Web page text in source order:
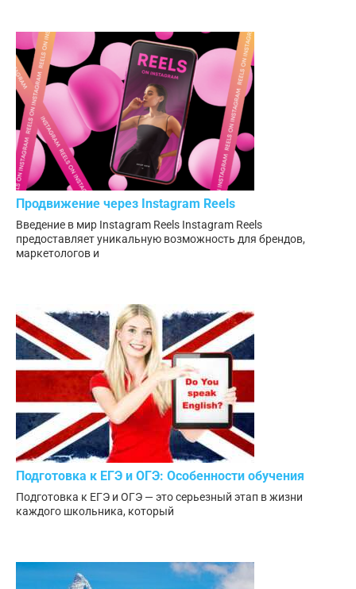
Продвижение через Instagram Reels
Введение в мир Instagram Reels Instagram Reels
предоставляет уникальную возможность для брендов,
маркетологов и
Подготовка к ЕГЭ и ОГЭ: Особенности обучения
Подготовка к ЕГЭ и ОГЭ — это серьезный этап в жизни
каждого школьника, который